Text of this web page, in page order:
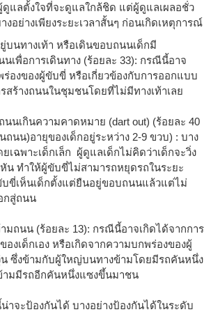
แลตั้งใจที่จะดูแลใกล้ชิด แต่ผู้ดูแลเผลอชั่ว
อย่างเพียงระยะเวลาสั้นๆ ก่อนเกิดเหตุการณ์
นทางเท้า หรือเดินขอบถนนเด็กมี
เพื่อการเดินทาง (ร้อยละ 33): กรณีนี้อาจ
ร่องของผู้ขับขี่ หรือเกี่ยวข้องกับการออกแบบ
สร้างถนนในชุมชนโดยที่ไม่มีทางเท้าเลย
นนเกินความคาดหมาย (dart out) (ร้อยละ 40
ถนน)อายุของเด็กอยู่ระหว่าง 2-9 ขวบ) : บาง
เฉพาะเด็กเล็ก ผู้ดูแลเด็กไม่คิดว่าเด็กจะวิ่ง
น ทำให้ผู้ขับขี่ไม่สามารถหยุดรถในระยะ
บขี่เห็นเด็กตั้งแต่ยืนอยู่ขอบถนนแล้วแต่ไม่
กสู่ถนน
ถนน (ร้อยละ 13): กรณีนี้อาจเกิดได้จากการ
งเด็กเอง หรือเกิดจากความบกพร่องของผู้
ซึ่งข้ามกับผู้ใหญ่บนทางข้ามโดยมีรถคันหนึ่ง
มมีรถอีกคันหนึ่งแซงขึ้นมาชน
าจะป้องกันได้ บางอย่างป้องกันได้ในระดับ